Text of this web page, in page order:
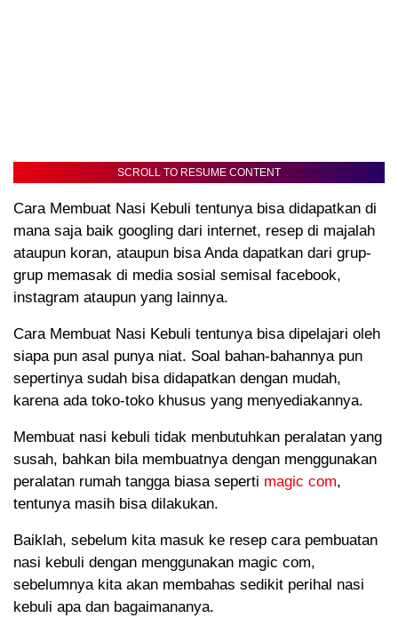
SCROLL TO RESUME CONTENT
Cara Membuat Nasi Kebuli tentunya bisa didapatkan di
mana saja baik googling dari internet, resep di majalah
ataupun koran, ataupun bisa Anda dapatkan dari grup-
grup memasak di media sosial semisal facebook,
instagram ataupun yang lainnya.
Cara Membuat Nasi Kebuli tentunya bisa dipelajari oleh
siapa pun asal punya niat. Soal bahan-bahannya pun
sepertinya sudah bisa didapatkan dengan mudah,
karena ada toko-toko khusus yang menyediakannya.
Membuat nasi kebuli tidak menbutuhkan peralatan yang
susah, bahkan bila membuatnya dengan menggunakan
peralatan rumah tangga biasa seperti magic com,
tentunya masih bisa dilakukan.
Baiklah, sebelum kita masuk ke resep cara pembuatan
nasi kebuli dengan menggunakan magic com,
sebelumnya kita akan membahas sedikit perihal nasi
kebuli apa dan bagaimananya.